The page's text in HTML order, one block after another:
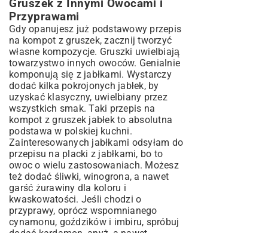
Gruszek z Innymi Owocami i
Przyprawami
Gdy opanujesz już podstawowy przepis
na kompot z gruszek, zacznij tworzyć
własne kompozycje. Gruszki uwielbiają
towarzystwo innych owoców. Genialnie
komponują się z jabłkami. Wystarczy
dodać kilka pokrojonych jabłek, by
uzyskać klasyczny, uwielbiany przez
wszystkich smak. Taki przepis na
kompot z gruszek jabłek to absolutna
podstawa w polskiej kuchni.
Zainteresowanych jabłkami odsyłam do
przepisu na placki z jabłkami, bo to
owoc o wielu zastosowaniach. Możesz
też dodać śliwki, winogrona, a nawet
garść żurawiny dla koloru i
kwaskowatości. Jeśli chodzi o
przyprawy, oprócz wspomnianego
cynamonu, goździków i imbiru, spróbuj